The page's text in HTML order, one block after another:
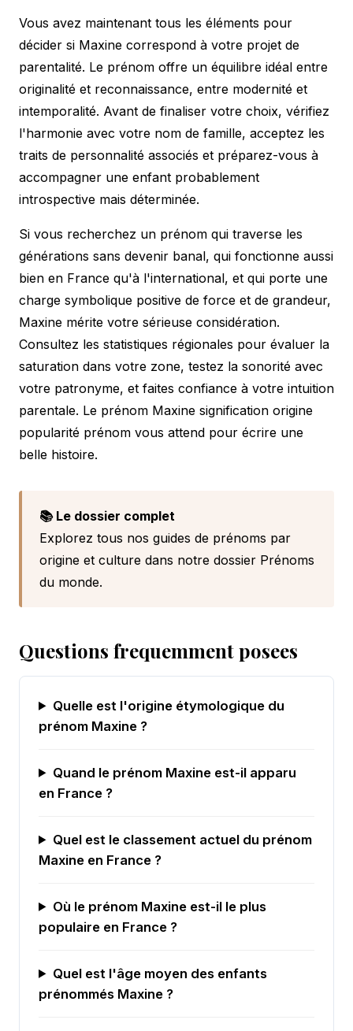
Vous avez maintenant tous les éléments pour
décider si Maxine correspond à votre projet de
parentalité. Le prénom offre un équilibre idéal entre
originalité et reconnaissance, entre modernité et
intemporalité. Avant de finaliser votre choix, vérifiez
l'harmonie avec votre nom de famille, acceptez les
traits de personnalité associés et préparez-vous à
accompagner une enfant probablement
introspective mais déterminée.
Si vous recherchez un prénom qui traverse les
générations sans devenir banal, qui fonctionne aussi
bien en France qu'à l'international, et qui porte une
charge symbolique positive de force et de grandeur,
Maxine mérite votre sérieuse considération.
Consultez les statistiques régionales pour évaluer la
saturation dans votre zone, testez la sonorité avec
votre patronyme, et faites confiance à votre intuition
parentale. Le prénom Maxine signification origine
popularité prénom vous attend pour écrire une
belle histoire.
📚 Le dossier complet
Explorez tous nos guides de prénoms par
origine et culture dans notre dossier Prénoms
du monde.
Questions frequemment posees
Quelle est l'origine étymologique du
prénom Maxine ?
Quand le prénom Maxine est-il apparu
en France ?
Quel est le classement actuel du prénom
Maxine en France ?
Où le prénom Maxine est-il le plus
populaire en France ?
Quel est l'âge moyen des enfants
prénommés Maxine ?